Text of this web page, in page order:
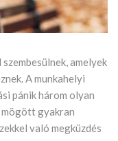
amelyek
A munkahelyi
pánik három olyan
mögött gyakran
való megküzdés